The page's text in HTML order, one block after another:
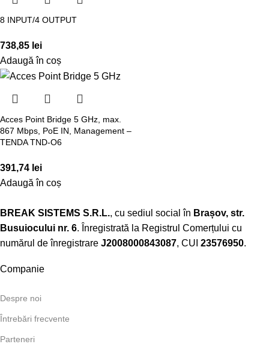
8 INPUT/4 OUTPUT
738,85 lei
Adaugă în coș
Acces Point Bridge 5 GHz, max.
867 Mbps, PoE IN, Management –
TENDA TND-O6
391,74 lei
Adaugă în coș
BREAK SISTEMS S.R.L., cu sediul social în Brașov, str.
Busuiocului nr. 6. Înregistrată la Registrul Comerțului cu
numărul de înregistrare J2008000843087, CUI 23576950.​
Companie
Despre noi
Întrebări frecvente
Parteneri